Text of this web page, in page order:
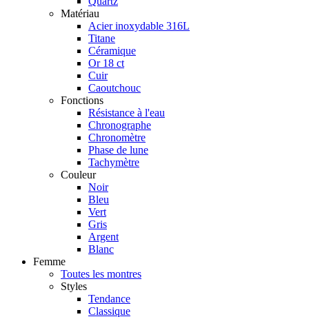
Matériau
Acier inoxydable 316L
Titane
Céramique
Or 18 ct
Cuir
Caoutchouc
Fonctions
Résistance à l'eau
Chronographe
Chronomètre
Phase de lune
Tachymètre
Couleur
Noir
Bleu
Vert
Gris
Argent
Blanc
Femme
Toutes les montres
Styles
Tendance
Classique